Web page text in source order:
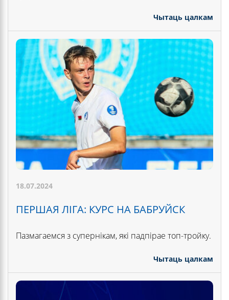
Чытаць цалкам
18.07.2024
ПЕРШАЯ ЛІГА: КУРС НА БАБРУЙСК
Пазмагаемся з супернікам, які падпірае топ-тройку.
Чытаць цалкам